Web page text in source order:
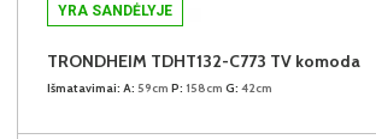
YRA SANDĖLYJE
TRONDHEIM TDHT132-C773 TV komoda
Išmatavimai: A: 59cm P: 158cm G: 42cm